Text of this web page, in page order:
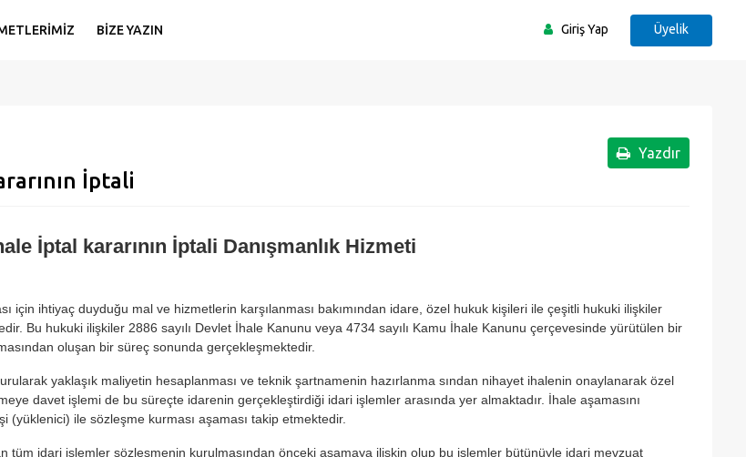
BİZE YAZIN Giriş Yap Üyelik
Yazdır
İptali
İptal kararının İptali Danışmanlık Hizmeti
için ihtiyaç duyduğu mal ve hizmetlerin karşılanması bakımından idare, özel hukuk kişileri ile çeşitli hukuki ilişkiler
Bu hukuki ilişkiler 2886 sayılı Devlet İhale Kanunu veya 4734 sayılı Kamu İhale Kanunu çerçevesinde yürütülen bir
oluşan bir süreç sonunda gerçekleşmektedir.
yaklaşık maliyetin hesaplanması ve teknik şartnamenin hazırlanma sından nihayet ihalenin onaylanarak özel
davet işlemi de bu süreçte idarenin gerçekleştirdiği idari işlemler arasında yer almaktadır. İhale aşamasını
(yüklenici) ile sözleşme kurması aşaması takip etmektedir.
tüm idari işlemler sözleşmenin kurulmasından önceki aşamaya ilişkin olup bu işlemler bütünüyle idari mevzuat